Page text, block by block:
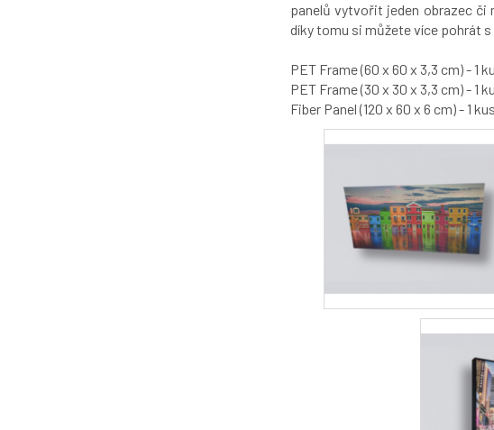
panelů vytvořit jeden obrazec či
díky tomu si můžete více pohrát
PET Frame (60 x 60 x 3,3 cm) - 1
PET Frame (30 x 30 x 3,3 cm) - 1
Fiber Panel (120 x 60 x 6 cm) - 1